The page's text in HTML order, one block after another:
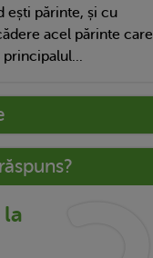
ești părinte, și cu
acel părinte care
principalul...